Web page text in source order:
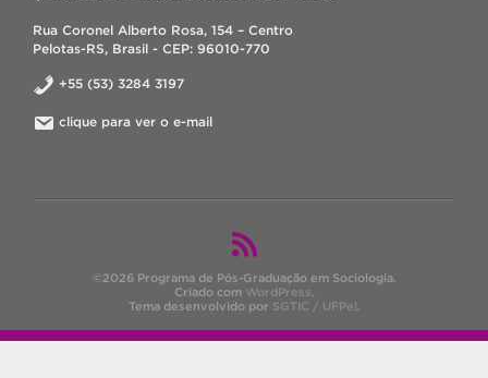
Rua Coronel Alberto Rosa, 154 – Centro
Pelotas-RS, Brasil - CEP: 96010-770
+55 (53) 3284 3197
clique para ver o e-mail
©2026 Programa de Pós-Graduação em Sociologia.
Criado com WordPress.
Tema desenvolvido por SGTIC / UFPel.